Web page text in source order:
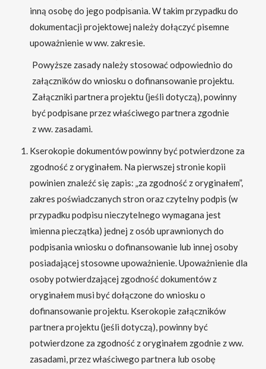
inną osobę do jego podpisania. W takim przypadku do
dokumentacji projektowej należy dołączyć pisemne
upoważnienie w ww. zakresie.
Powyższe zasady należy stosować odpowiednio do
załączników do wniosku o dofinansowanie projektu.
Załączniki partnera projektu (jeśli dotyczą), powinny
być podpisane przez właściwego partnera zgodnie
z ww. zasadami.
Kserokopie dokumentów powinny być potwierdzone za
zgodność z oryginałem. Na pierwszej stronie kopii
powinien znaleźć się zapis: „za zgodność z oryginałem”,
zakres poświadczanych stron oraz czytelny podpis (w
przypadku podpisu nieczytelnego wymagana jest
imienna pieczątka) jednej z osób uprawnionych do
podpisania wniosku o dofinansowanie lub innej osoby
posiadającej stosowne upoważnienie. Upoważnienie dla
osoby potwierdzającej zgodność dokumentów z
oryginałem musi być dołączone do wniosku o
dofinansowanie projektu. Kserokopie załączników
partnera projektu (jeśli dotyczą), powinny być
potwierdzone za zgodność z oryginałem zgodnie z ww.
zasadami, przez właściwego partnera lub osobę